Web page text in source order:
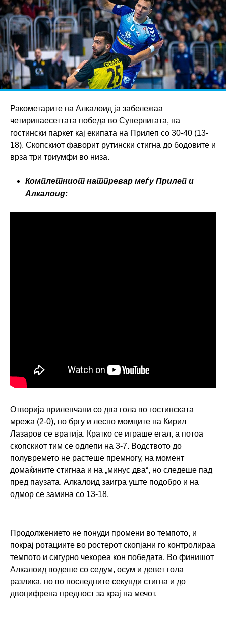
Ракометарите на Алкалоид ја забележаа
четиринаесеттата победа во Суперлигата, на
гостински паркет кај екипата на Прилеп со 30-40 (13-
18). Скопскиот фаворит рутински стигна до бодовите и
врза три триумфи во низа.
Комплетниот натпревар меѓу Прилеп и
Алкалоид:
Отворија прилепчани со два гола во гостинската
мрежа (2-0), но бргу и лесно момците на Кирил
Лазаров се вратија. Кратко се играше егал, а потоа
скопскиот тим се одлепи на 3-7. Водството до
полувремето не растеше премногу, на момент
домаќините стигнаа и на „минус два“, но следеше пад
пред паузата. Алкалоид заигра уште подобро и на
одмор се замина со 13-18.
r
a
k
o
m
Продолжението не понуди промени во темпото, и
покрај ротациите во ростерот скопјани го контролираа
темпото и сигурно чекореа кон победата. Во финишот
Алкалоид водеше со седум, осум и девет гола
разлика, но во последните секунди стигна и до
двоцифрена предност за крај на мечот.